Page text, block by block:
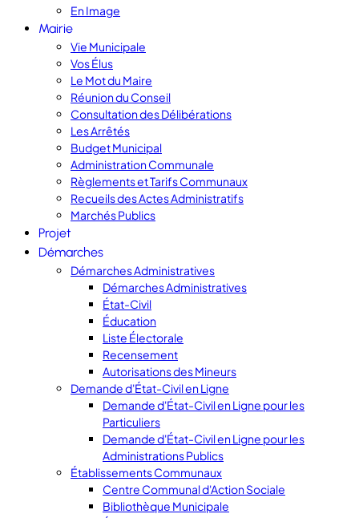
En Image
Mairie
Vie Municipale
Vos Élus
Le Mot du Maire
Réunion du Conseil
Consultation des Délibérations
Les Arrêtés
Budget Municipal
Administration Communale
Règlements et Tarifs Communaux
Recueils des Actes Administratifs
Marchés Publics
Projet
Démarches
Démarches Administratives
Démarches Administratives
État-Civil
Éducation
Liste Électorale
Recensement
Autorisations des Mineurs
Demande d'État-Civil en Ligne
Demande d'État-Civil en Ligne pour les
Particuliers
Demande d'État-Civil en Ligne pour les
Administrations Publics
Établissements Communaux
Centre Communal d'Action Sociale
Bibliothèque Municipale